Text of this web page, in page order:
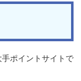
手ポイントサイトで